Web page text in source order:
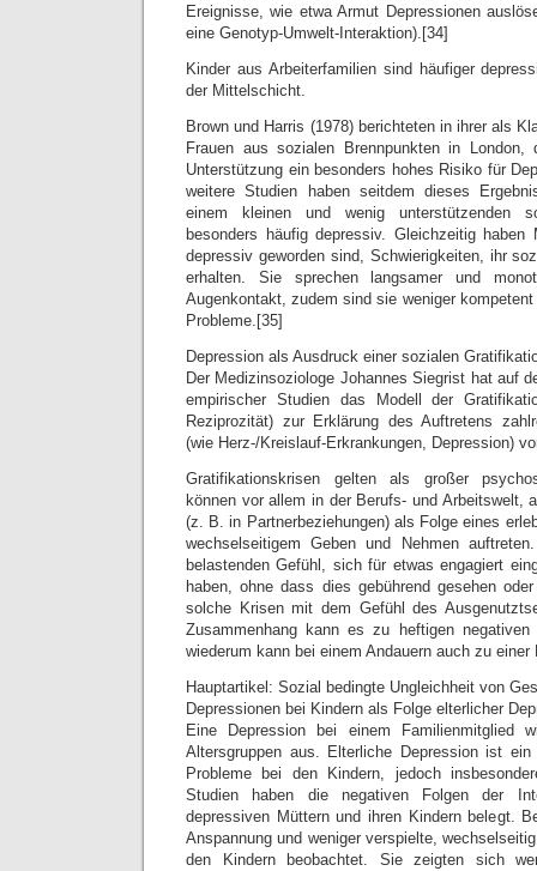
Ereignisse, wie etwa Armut Depressionen
eine Genotyp-Umwelt-Interaktion).[34]
Kinder aus Arbeiterfamilien sind häufiger
der Mittelschicht.
Brown und Harris (1978) berichteten in ihrer als
Frauen aus sozialen Brennpunkten in London,
Unterstützung ein besonders hohes Risiko für
weitere Studien haben seitdem dieses
einem kleinen und wenig unterstützenden
besonders häufig depressiv. Gleichzeitig
depressiv geworden sind, Schwierigkeiten, ihr
erhalten. Sie sprechen langsamer und
Augenkontakt, zudem sind sie weniger
Probleme.[35]
Depression als Ausdruck einer sozialen
Der Medizinsoziologe Johannes Siegrist hat auf
empirischer Studien das Modell der
Reziprozität) zur Erklärung des Auftretens
(wie Herz-/Kreislauf-Erkrankungen, Depression)
Gratifikationskrisen gelten als großer
können vor allem in der Berufs- und Arbeitswelt,
(z. B. in Partnerbeziehungen) als Folge eines
wechselseitigem Geben und Nehmen
belastenden Gefühl, sich für etwas engagiert
haben, ohne dass dies gebührend gesehen
solche Krisen mit dem Gefühl des
Zusammenhang kann es zu heftigen
wiederum kann bei einem Andauern auch zu einer
Hauptartikel: Sozial bedingte Ungleichheit von
Depressionen bei Kindern als Folge elterlicher
Eine Depression bei einem Familienmitglied
Altersgruppen aus. Elterliche Depression ist
Probleme bei den Kindern, jedoch
Studien haben die negativen Folgen der
depressiven Müttern und ihren Kindern belegt.
Anspannung und weniger verspielte,
den Kindern beobachtet. Sie zeigten sich